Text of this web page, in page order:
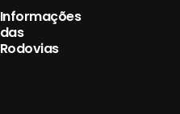
Informações
das
Rodovias